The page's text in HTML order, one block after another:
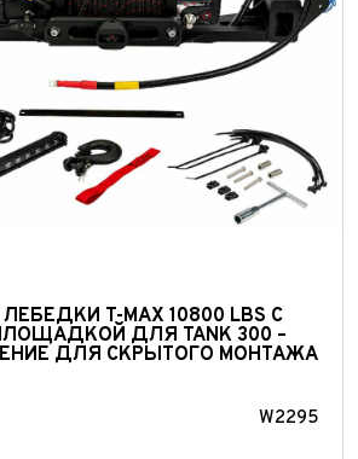
T-MAX 10800 LBS С
ДЛЯ TANK 300 –
ДЛЯ СКРЫТОГО МОНТАЖА
W2295
связь
Выкуп авто
на оценку